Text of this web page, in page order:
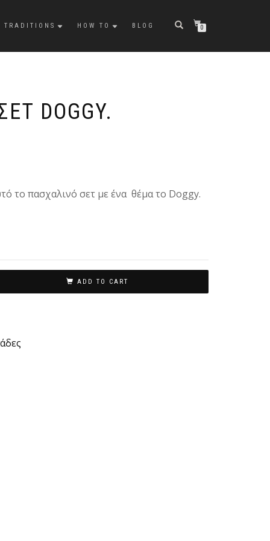
TRADITIONS HOW TO BLOG 0
DOGGY.
το πασχαλινό σετ με ένα θέμα τo Doggy.
ADD TO CART